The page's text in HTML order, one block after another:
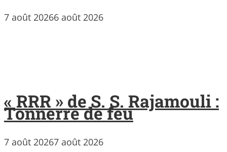
7 août 20266 août 2026
« RRR » de S. S. Rajamouli :
Tonnerre de feu
7 août 20267 août 2026